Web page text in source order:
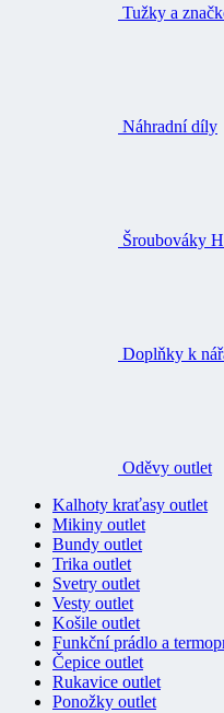
Tužky a
Náhradní díly
Šroubováky
Doplňky k
Oděvy outlet
Kalhoty kraťasy outlet
Mikiny outlet
Bundy outlet
Trika outlet
Svetry outlet
Vesty outlet
Košile outlet
Funkční prádlo a
Čepice outlet
Rukavice outlet
Ponožky outlet